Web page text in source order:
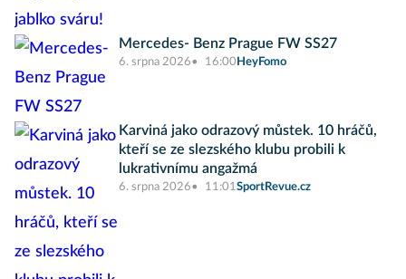
Mercedes- Benz Prague FW SS27
6. srpna 2026 16:00 HeyFomo
Karviná jako odrazový můstek. 10 hráčů,
kteří se ze slezského klubu probili k
lukrativnímu angažmá
6. srpna 2026 11:01SportRevue.cz